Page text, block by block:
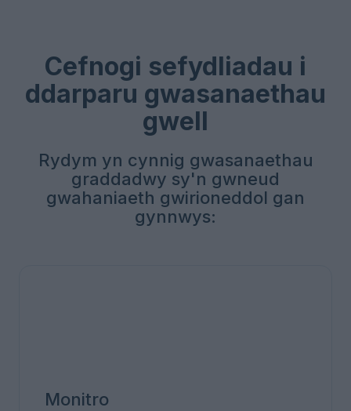
Cefnogi sefydliadau i
ddarparu gwasanaethau
gwell
Rydym yn cynnig gwasanaethau
graddadwy sy'n gwneud
gwahaniaeth gwirioneddol gan
gynnwys:
Monitro